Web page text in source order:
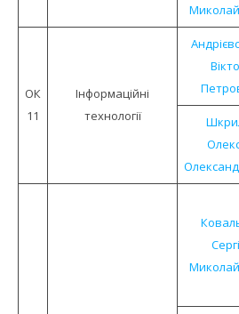
ОК
11
Інформацiйнi
технологiї